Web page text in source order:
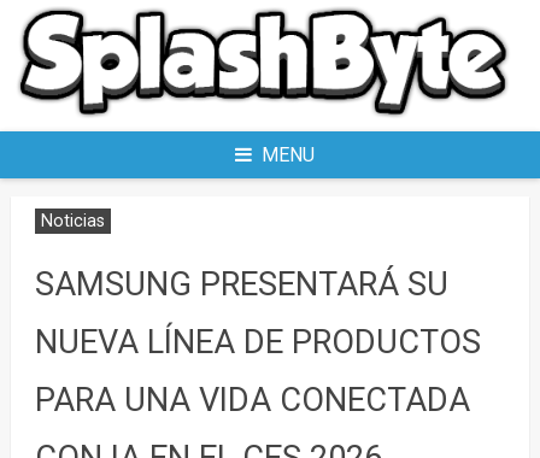
Skip
content
MENU
Noticias
SAMSUNG PRESENTARÁ SU
NUEVA LÍNEA DE PRODUCTOS
PARA UNA VIDA CONECTADA